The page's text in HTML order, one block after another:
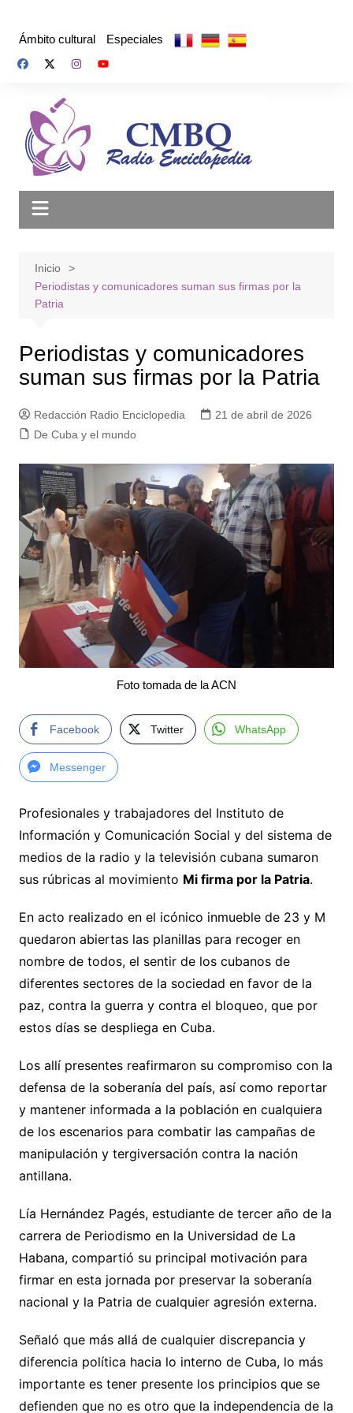
Ámbito cultural Especiales
Inicio
Periodistas y comunicadores suman sus firmas por la
Patria
Periodistas y comunicadores
suman sus firmas por la Patria
Redacción Radio Enciclopedia
21 de abril de 2026
De Cuba y el mundo
Foto tomada de la ACN
Facebook Twitter WhatsApp
Messenger
Profesionales y trabajadores del Instituto de
Información y Comunicación Social y del sistema de
medios de la radio y la televisión cubana sumaron
sus rúbricas al movimiento Mi firma por la Patria.
En acto realizado en el icónico inmueble de 23 y M
quedaron abiertas las planillas para recoger en
nombre de todos, el sentir de los cubanos de
diferentes sectores de la sociedad en favor de la
paz, contra la guerra y contra el bloqueo, que por
estos días se despliega en Cuba.
Los allí presentes reafirmaron su compromiso con la
defensa de la soberanía del país, así como reportar
y mantener informada a la población en cualquiera
de los escenarios para combatir las campañas de
manipulación y tergiversación contra la nación
antillana.
Lía Hernández Pagés, estudiante de tercer año de la
carrera de Periodismo en la Universidad de La
Habana, compartió su principal motivación para
firmar en esta jornada por preservar la soberanía
nacional y la Patria de cualquier agresión externa.
Señaló que más allá de cualquier discrepancia y
diferencia política hacia lo interno de Cuba, lo más
importante es tener presente los principios que se
defienden que no es otro que la independencia de la